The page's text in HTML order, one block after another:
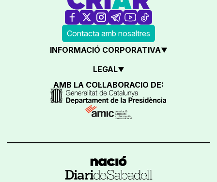
Contacta amb nosaltres
INFORMACIÓ CORPORATIVA
LEGAL
AMB LA COL·LABORACIÓ DE: